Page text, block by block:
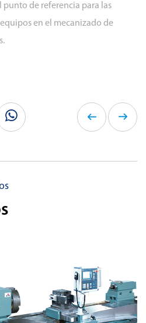
punto de referencia para las
en el mecanizado de